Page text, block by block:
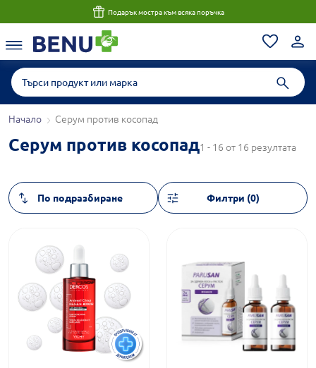
Подарък мостра към всяка поръчка
Начало Серум против косопад
Серум против косопад1 - 16 от 16 резултата
Филтри (0)